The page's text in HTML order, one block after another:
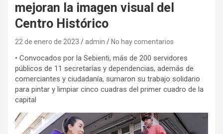
mejoran la imagen visual del
Centro Histórico
22 de enero de 2023 admin No hay comentarios
• Convocados por la Sebienti, más de 200 servidores
públicos de 11 secretarías y dependencias, además de
comerciantes y ciudadanía, sumaron su trabajo solidario
para pintar y limpiar cinco cuadras del primer cuadro de la
capital